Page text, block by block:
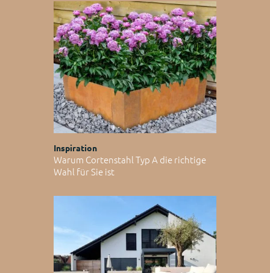
Inspiration
Warum Cortenstahl Typ A die richtige
Wahl für Sie ist